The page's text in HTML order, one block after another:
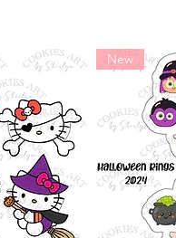
New